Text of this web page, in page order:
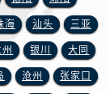
山东省威海市环翠区新威海路89号振华商厦一楼名表维修浪琴售后服务中心（需提前预约）
山东省潍坊市奎文区东风东街浪琴售后服务中心（需提前预约）
山东省枣庄市滕州市北辛路与善国路交叉口浪琴售后服务中心（需提前预约）
山东省淄博市张店区金晶大道浪琴售后服务中心（需提前预约）
海 汕头 三亚
银川 大同
沧州 张家口